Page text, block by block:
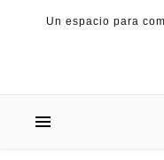
Un espacio para